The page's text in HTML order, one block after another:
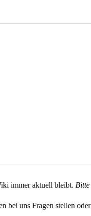
immer aktuell bleibt. Bitte
bei uns Fragen stellen oder